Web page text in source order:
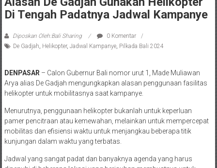
Di Tengah Padatnya Jadwal Kampanye
Diposkan Oleh:Bali Sharing
0 Komentar
De Gadjah Helikopter, Jadwal Kampanye, Pilkada Bali 2024
DENPASAR – Calon Gubernur Bali nomor urut 1, Made Muliawan
Arya alias De Gadjah mengungkapkan alasan penggunaan fasilitas
helikopter untuk mobilitasnya saat kampanye.
Menurutnya, penggunaan helikopter bukanlah untuk keperluan
pamer pencitraan atau kemewahan, melainkan untuk mempercepat
mobilitas dan efisiensi waktu untuk menjangkau beberapa titik
kunjungan dalam waktu yang terbatas.
Jadwal yang sangat padat dan banyaknya agenda yang harus